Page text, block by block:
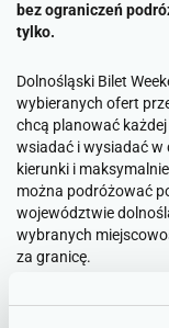
bez ograniczeń
tylko.
Dolnośląski Bilet
wybieranych ofert
chcą planować
wsiadać i wysiadać w
kierunki i
można podróżować
województwie
wybranych
za granicę.
Góry, uzdrowiska i